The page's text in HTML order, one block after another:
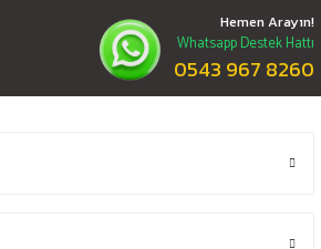
Hemen Arayın!
Whatsapp Destek Hattı
0543 967 8260